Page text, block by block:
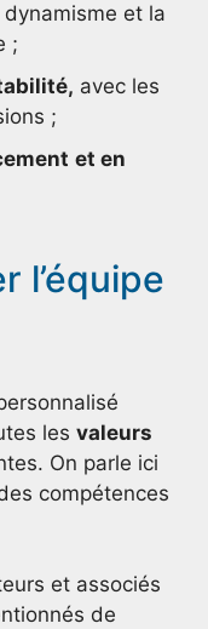
et la
;
avec les
;
et en
l’équipe
les valeurs
On parle ici
compétences
et associés
de